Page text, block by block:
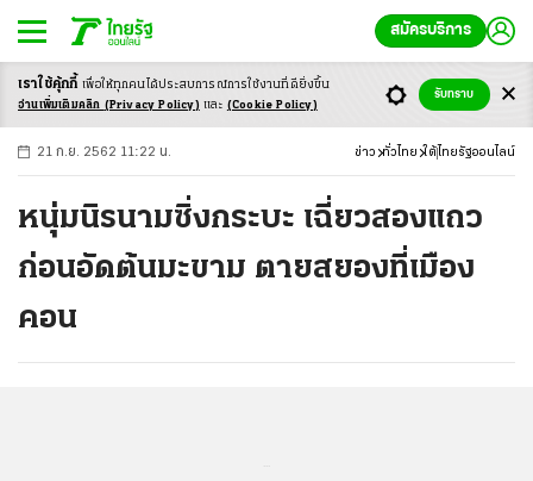
สมัครบริการ
-ก ก ก+
21 ก.ย. 2562 11:22 น. ข่าว ทั่วไทย ใต้ ไทยรัฐออนไลน์
หนุ่มนิรนามซิ่งกระบะ เฉี่ยวสองแถว
ก่อนอัดต้นมะขาม ตายสยองที่เมือง
คอน
เราใช้คุ้กกี้ เพื่อให้ทุกคนได้ประสบการณ์การใช้งานที่ดียิ่งขึ้น
อ่านเพิ่มเติมคลิก (Privacy Policy) และ (Cookie Policy)
รับทราบ